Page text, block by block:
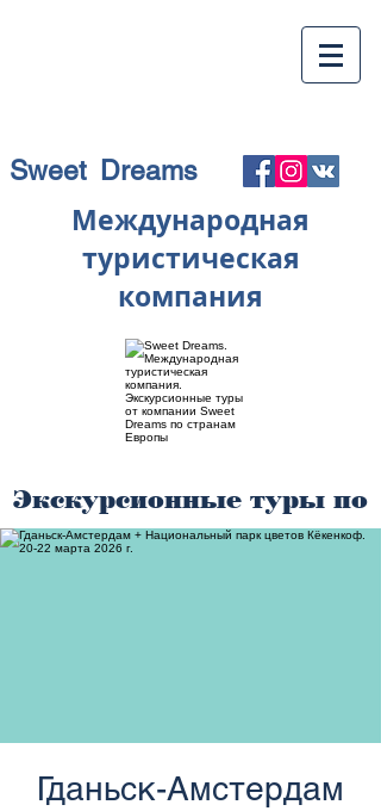
Sweet Dreams
Международная
туристическая
компания
Экскурсионные туры по
странам Европы
Гданьск-Амстердам